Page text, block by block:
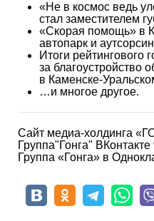
«Не в космос ведь
стал заместителем
«Скорая помощь» в
автопарк и
Итоги рейтингового
за благоустройство
в Каменске-
…и многое другое.
Сайт медиа-холдинга
Группа"Гонга"
Группа «Гонга» в